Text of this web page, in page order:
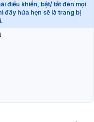
điều khiển, bật/ tắt đèn mọi
đây hứa hẹn sẽ là trang bị